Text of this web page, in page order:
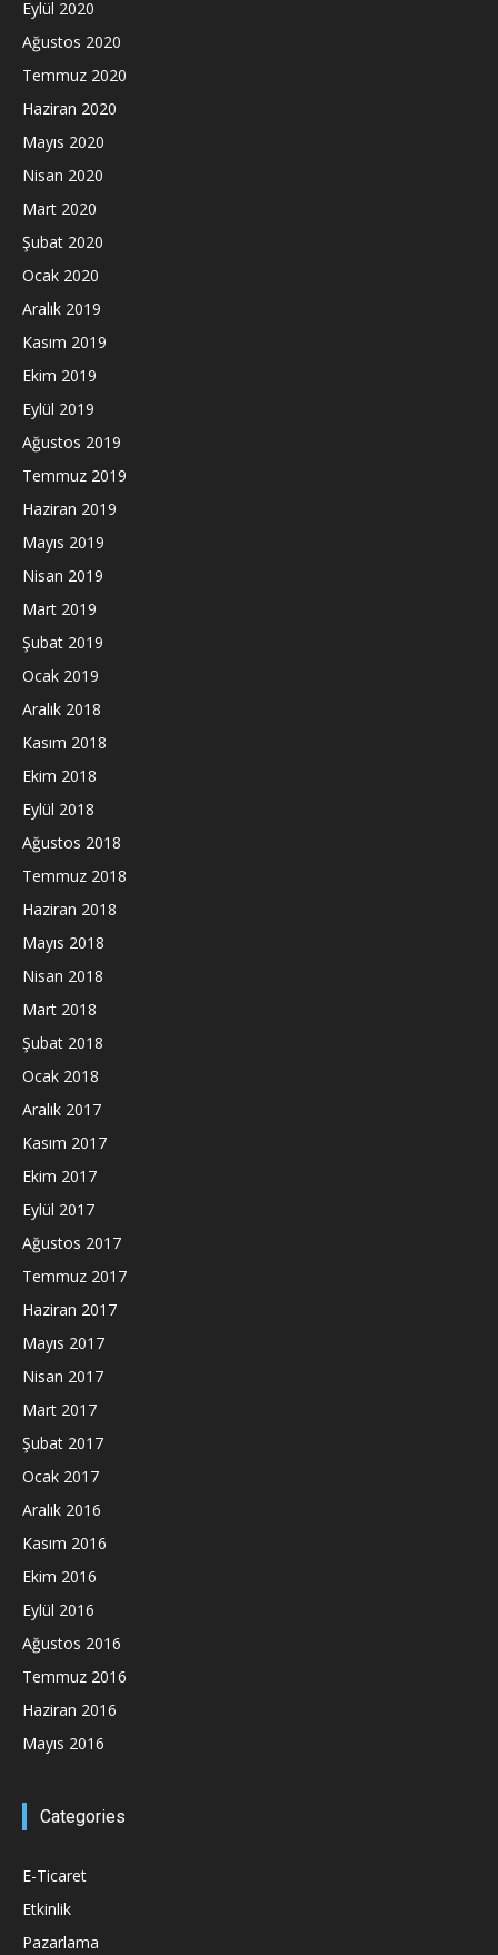
Eylül 2020
Ağustos 2020
Temmuz 2020
Haziran 2020
Mayıs 2020
Nisan 2020
Mart 2020
Şubat 2020
Ocak 2020
Aralık 2019
Kasım 2019
Ekim 2019
Eylül 2019
Ağustos 2019
Temmuz 2019
Haziran 2019
Mayıs 2019
Nisan 2019
Mart 2019
Şubat 2019
Ocak 2019
Aralık 2018
Kasım 2018
Ekim 2018
Eylül 2018
Ağustos 2018
Temmuz 2018
Haziran 2018
Mayıs 2018
Nisan 2018
Mart 2018
Şubat 2018
Ocak 2018
Aralık 2017
Kasım 2017
Ekim 2017
Eylül 2017
Ağustos 2017
Temmuz 2017
Haziran 2017
Mayıs 2017
Nisan 2017
Mart 2017
Şubat 2017
Ocak 2017
Aralık 2016
Kasım 2016
Ekim 2016
Eylül 2016
Ağustos 2016
Temmuz 2016
Haziran 2016
Mayıs 2016
Categories
E-Ticaret
Etkinlik
Pazarlama